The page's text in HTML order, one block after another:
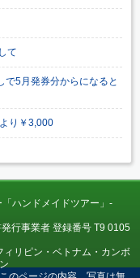
て
で5月発券分からになると
り￥3,000
ハンドメイドツアー」-
行事業者 登録番号 T9 0105
リピン・ベトナム・カンボ